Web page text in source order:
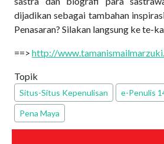
dijadikan sebagai tambahan
Penasaran? Silakan langsung ke te-
==> http://
Topik
Situs-Situs Kepenulisan e-Penulis
Pena Maya